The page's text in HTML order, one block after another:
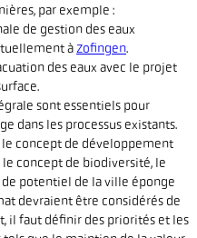
par exemple :
de gestion des eaux
à Zofingen.
des eaux avec le projet
sont essentiels pour
dans les processus existants.
concept de développement
concept de biodiversité, le
de potentiel de la ville éponge
devraient être considérés de
il faut définir des priorités et les